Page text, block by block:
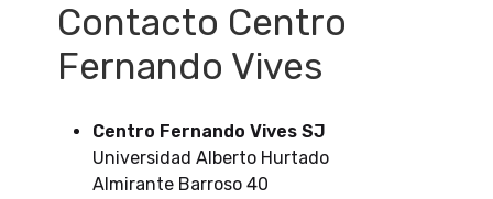
Contacto Centro
Fernando Vives
Centro Fernando Vives SJ
Universidad Alberto Hurtado
Almirante Barroso 40